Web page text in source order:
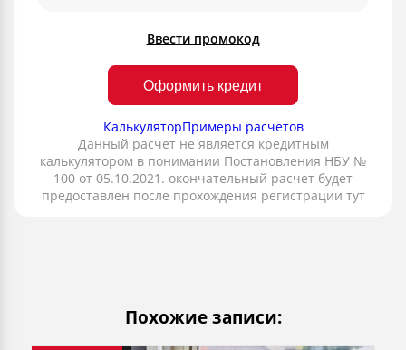
Ввести промокод
Оформить кредит
КалькуляторПримеры расчетов
Данный расчет не является кредитным
калькулятором в понимании Постановления НБУ №
100 от 05.10.2021. окончательный расчет будет
предоставлен после прохождения регистрации тут
Похожие записи: